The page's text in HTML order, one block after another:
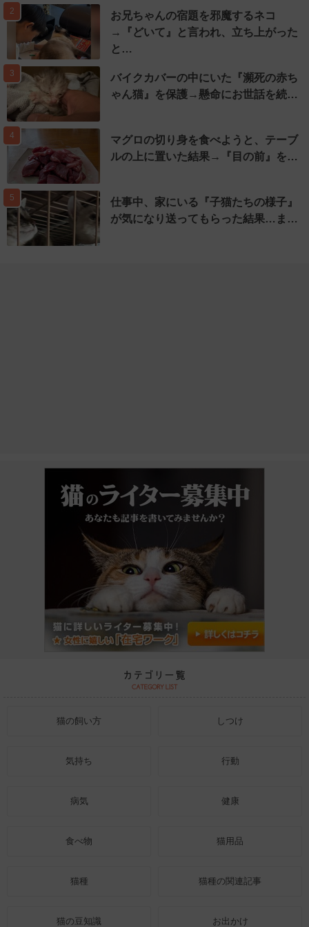
2
お兄ちゃんの宿題を邪魔するネコ
→『どいて』と言われ、立ち上がった
と…
3
バイクカバーの中にいた『瀕死の赤ち
ゃん猫』を保護→懸命にお世話を続…
4
マグロの切り身を食べようと、テーブ
ルの上に置いた結果→『目の前』を…
5
仕事中、家にいる『子猫たちの様子』
が気になり送ってもらった結果…ま…
猫の飼い方 しつけ
気持ち 行動
病気 健康
食べ物 猫用品
猫種 猫種の関連記事
猫の豆知識 お出かけ